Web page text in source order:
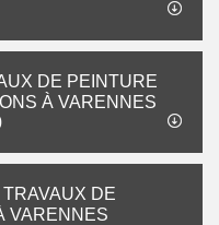
DE PEINTURE
À VARENNES
DE
VARENNES